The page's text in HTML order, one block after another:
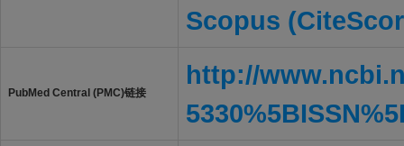
Scopus
PubMed Central (PMC)链接
http://